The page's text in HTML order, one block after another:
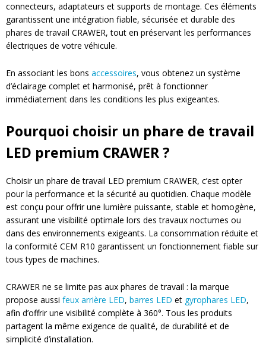
connecteurs, adaptateurs et supports de montage. Ces éléments
garantissent une intégration fiable, sécurisée et durable des
phares de travail CRAWER, tout en préservant les performances
électriques de votre véhicule.
En associant les bons accessoires, vous obtenez un système
d’éclairage complet et harmonisé, prêt à fonctionner
immédiatement dans les conditions les plus exigeantes.
Pourquoi choisir un phare de travail
LED premium CRAWER ?
Choisir un phare de travail LED premium CRAWER, c’est opter
pour la performance et la sécurité au quotidien. Chaque modèle
est conçu pour offrir une lumière puissante, stable et homogène,
assurant une visibilité optimale lors des travaux nocturnes ou
dans des environnements exigeants. La consommation réduite et
la conformité CEM R10 garantissent un fonctionnement fiable sur
tous types de machines.
CRAWER ne se limite pas aux phares de travail : la marque
propose aussi feux arrière LED, barres LED et gyrophares LED,
afin d’offrir une visibilité complète à 360°. Tous les produits
partagent la même exigence de qualité, de durabilité et de
simplicité d’installation.